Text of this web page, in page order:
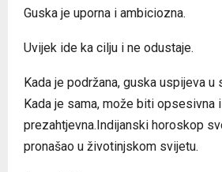
Guska je uporna i ambiciozna.
Uvijek ide ka cilju i ne odustaje.
Kada je podržana, guska uspijeva
Kada je sama, može biti opsesivna i
prezahtjevna.Indijanski horoskop
pronašao u životinjskom svijetu.